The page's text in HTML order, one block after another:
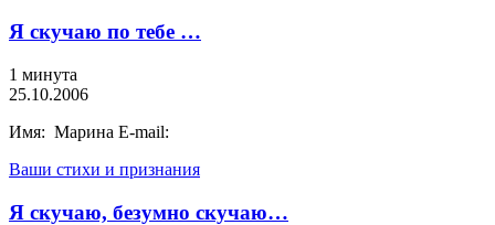
Я скучаю по тебе …
1 минута
25.10.2006
Имя: Марина E-mail:
Ваши стихи и признания
Я скучаю, безумно скучаю…